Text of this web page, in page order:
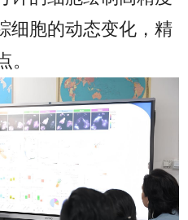
细胞的动态变化，精
。